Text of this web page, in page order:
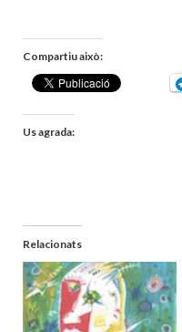
Compartiu això:
Us agrada:
Relacionats